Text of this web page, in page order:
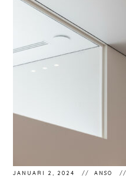
JANUARI 2, 2024 ANSO